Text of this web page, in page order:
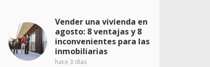
Vender una vivienda en
agosto: 8 ventajas y 8
inconvenientes para las
inmobiliarias
hace 3 días